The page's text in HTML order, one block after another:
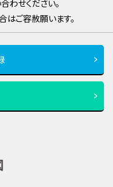
わせください。
ご容赦願います。